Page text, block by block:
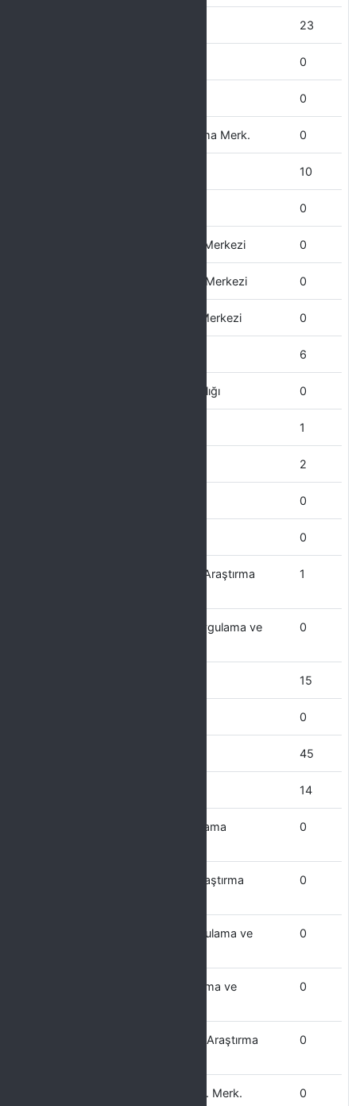
23
0
0
Sürekli Eğitim Uygulama ve Arştırma Merk. 0
10
0
Sosyal Araştırmalar ve Uygulama Merkezi 0
Siyasal Araştırmalar ve Uygulama Merkezi 0
Sağlık Bilimleri Uygulama ve Arş. Merkezi 0
6
Sağlık Kültür ve Spor Daire Başkanlığı 0
1
2
0
0
Proje Koordinasyon Uygulama ve Araştırma
1
Psikoloji ve Sosyal Danışmanlık Uygulama ve
0
15
0
45
14
Kültür Varlıklarını Koruma ve Uygulama
0
Kongre ve Turizm Uygulama ve Araştırma
0
Kuranı Kerim Okuma ve Kıraat Uygulama ve
0
Kültür ve Sanat Çalışmaları Uygulama ve
0
Kanser Araştırmaları Uygulama ve Araştırma
0
Kariyer Planlama Uygulama ve Arş. Merk. 0